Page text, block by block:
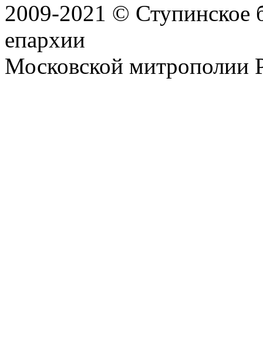
2009-2021 © Ступинское
епархии
Московской митрополии